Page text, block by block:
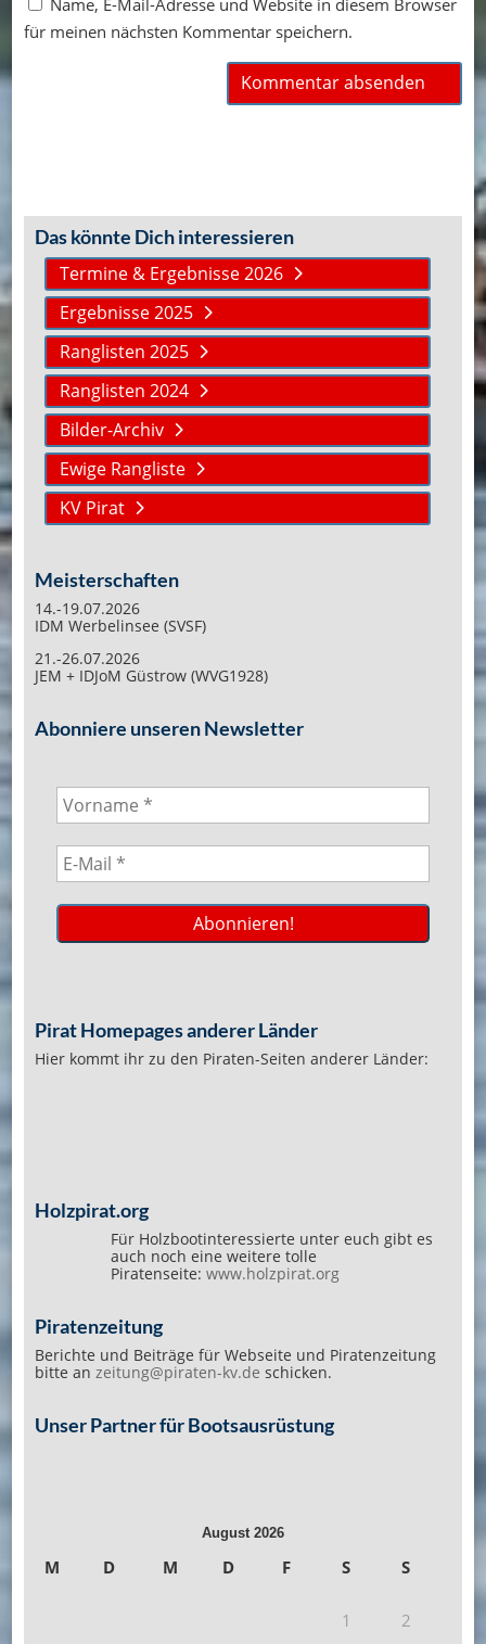
für meinen nächsten Kommentar speichern.
Das könnte Dich interessieren
Termine & Ergebnisse 2026
Ergebnisse 2025
Ranglisten 2025
Ranglisten 2024
Bilder-Archiv
Ewige Rangliste
KV Pirat
Meisterschaften
14.-19.07.2026
IDM Werbelinsee (SVSF)
21.-26.07.2026
JEM + IDJoM Güstrow (WVG1928)
Abonniere unseren Newsletter
Pirat Homepages anderer Länder
Hier kommt ihr zu den Piraten-Seiten anderer Länder:
Holzpirat.org
Für Holzbootinteressierte unter euch gibt es
auch noch eine weitere tolle
Piratenseite: www.holzpirat.org
Piratenzeitung
Berichte und Beiträge für Webseite und Piratenzeitung
bitte an zeitung@piraten-kv.de schicken.
Unser Partner für Bootsausrüstung
August 2026
M D M D F S S
1 2